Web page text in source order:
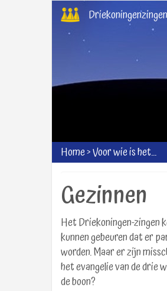
Driekoningenzingen
Home>Voor wie is het...
Gezinnen
Het Driekoningen-zingen
kunnen gebeuren dat er
worden. Maar er zijn
het evangelie van de drie
de boon?